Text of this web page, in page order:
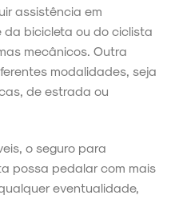
assistência em
da bicicleta ou do ciclista
mecânicos. Outra
modalidades, seja
de estrada ou
o seguro para
possa pedalar com mais
eventualidade,